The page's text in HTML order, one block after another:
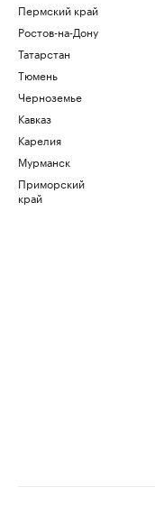
Пермский край
Ростов-на-Дону
Татарстан
Тюмень
Черноземье
Кавказ
Карелия
Мурманск
Приморский
край